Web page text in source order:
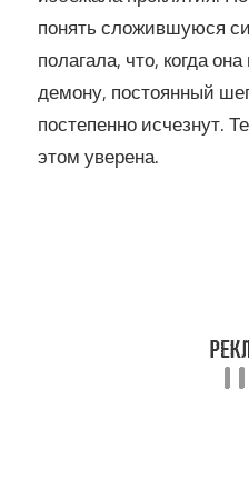
понять сложившуюся
полагала, что, когда
демону, постоянный
постепенно исчезнут.
этом уверена.